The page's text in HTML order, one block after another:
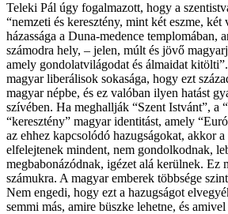
Teleki Pál úgy fogalmazott, hogy a
“nemzeti és keresztény, mint két eszme,
házassága a Duna-medence templomában,
számodra hely, – jelen, múlt és jövő
amely gondolatvilágodat és álmaidat
magyar liberálisok sokasága, hogy ezt
magyar népbe, és ez valóban ilyen hatást
szívében. Ha meghallják “Szent Istvánt”, a
“keresztény” magyar identitást, amely
az ehhez kapcsolódó hazugságokat, akkor
elfelejtenek mindent, nem gondolkodnak,
megbabonázódnak, igézet alá kerülnek. Ez
számukra. A magyar emberek többsége
Nem engedi, hogy ezt a hazugságot
semmi más, amire büszke lehetne, és